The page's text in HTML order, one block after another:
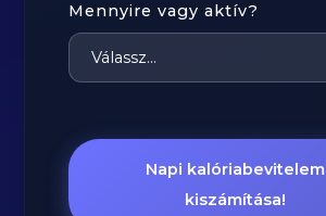
Mennyire vagy aktív?
Napi kalóriabevitelem
kiszámítása!